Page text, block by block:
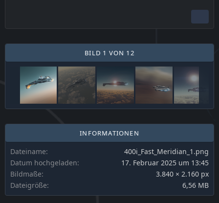
BILD 1 VON 12
INFORMATIONEN
Dateiname
400i_Fast_Meridian_1.png
Datum hochgeladen
17. Februar 2025 um 13:45
Bildmaße
3.840 × 2.160 px
Dateigröße
6,56 MB